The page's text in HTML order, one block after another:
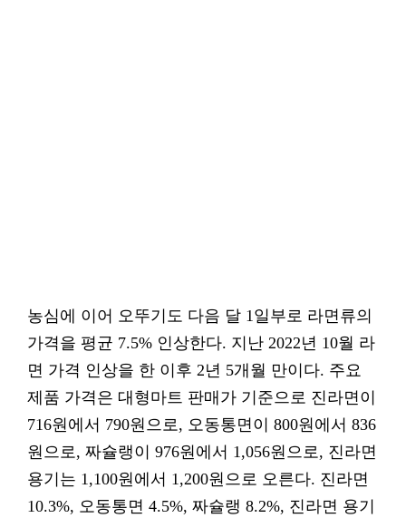
농심에 이어 오뚜기도 다음 달 1일부로 라면류의
가격을 평균 7.5% 인상한다. 지난 2022년 10월 라
면 가격 인상을 한 이후 2년 5개월 만이다. 주요
제품 가격은 대형마트 판매가 기준으로 진라면이
716원에서 790원으로, 오동통면이 800원에서 836
원으로, 짜슐랭이 976원에서 1,056원으로, 진라면
용기는 1,100원에서 1,200원으로 오른다. 진라면
10.3%, 오동통면 4.5%, 짜슐랭 8.2%, 진라면 용기